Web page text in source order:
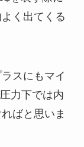
く出てくる
スにもマイ
力下では内
ばと思いま